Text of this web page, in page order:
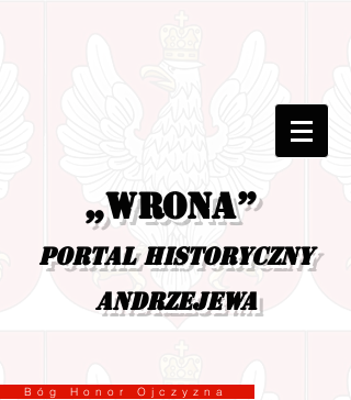
„Wrona”
portal historyczny
Andrzejewa
Honor Ojczyzna